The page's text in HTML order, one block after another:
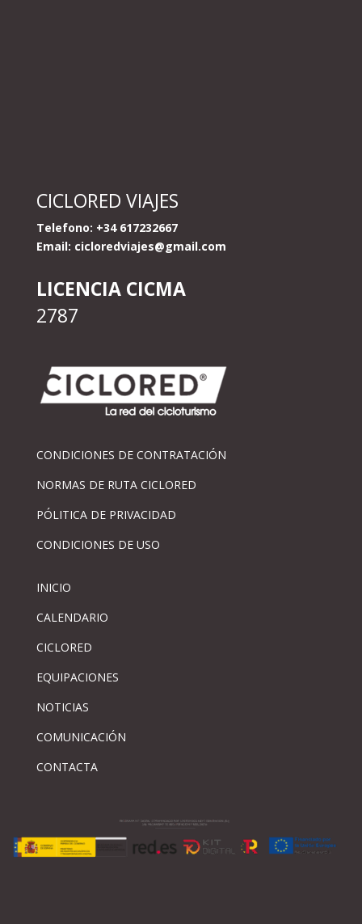
CICLORED VIAJES
Telefono: +34 617232667
Email: cicloredviajes@gmail.com
LICENCIA CICMA
2787
CONDICIONES DE CONTRATACIÓN
NORMAS DE RUTA CICLORED
PÓLITICA DE PRIVACIDAD
CONDICIONES DE USO
INICIO
CALENDARIO
CICLORED
EQUIPACIONES
NOTICIAS
COMUNICACIÓN
CONTACTA